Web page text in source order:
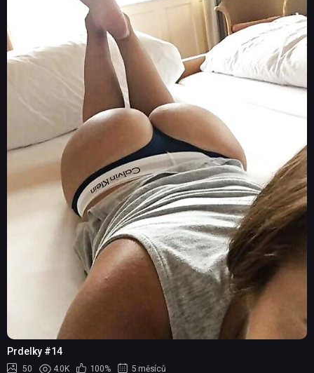
Prdelky #14
50 4.0K 100% 5 měsíců